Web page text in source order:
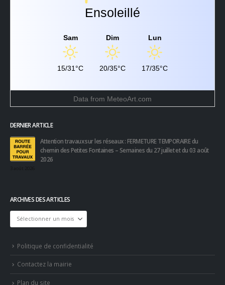
Ensoleillé
Sam
15/31°C
Dim
20/35°C
Lun
17/35°C
Data from MeteoArt.com
DERNIER ARTICLE
Attention travaux sur les réseaux : FERMETURE TEMPORAIRE du
chemin des Petites Fontaines – Semaines du 27 juillet et du 03 août
2026
ARCHIVES DES ARTICLES
Archives
des
Politique de confidentialité
Contactez la mairie
Plan du site